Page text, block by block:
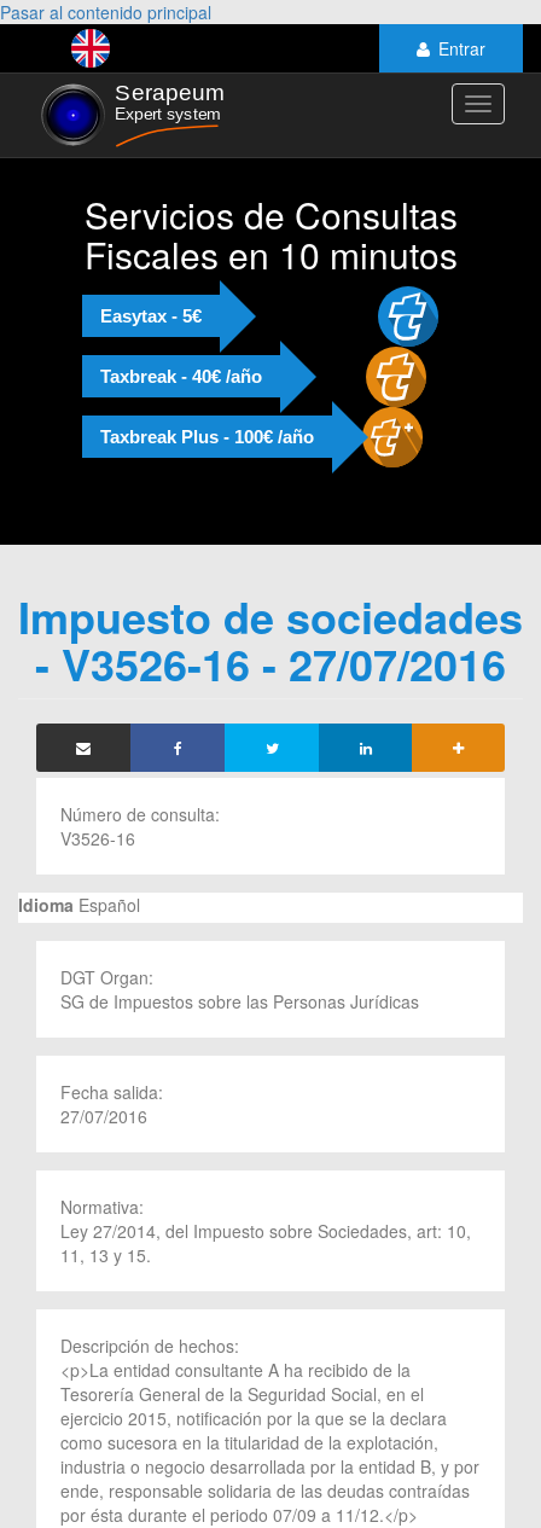
Pasar al contenido principal
Entrar
Toggle
Servicios de Consultas
Fiscales en 10 minutos
Easytax - 5€
Taxbreak - 40€ /año
Taxbreak Plus - 100€ /año
Impuesto de sociedades
- V3526-16 - 27/07/2016
Número de consulta:
V3526-16
Idioma Español
DGT Organ:
SG de Impuestos sobre las Personas Jurídicas
Fecha salida:
27/07/2016
Normativa:
Ley 27/2014, del Impuesto sobre Sociedades, art: 10,
11, 13 y 15.
Descripción de hechos:
<p>La entidad consultante A ha recibido de la
Tesorería General de la Seguridad Social, en el
ejercicio 2015, notificación por la que se la declara
como sucesora en la titularidad de la explotación,
industria o negocio desarrollada por la entidad B, y por
ende, responsable solidaria de las deudas contraídas
por ésta durante el periodo 07/09 a 11/12.</p>